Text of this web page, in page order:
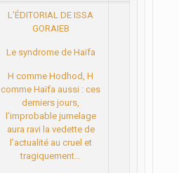
L’ÉDITORIAL DE ISSA
GORAIEB
Le syndrome de Haïfa
H comme Hodhod, H
comme Haïfa aussi : ces
derniers jours,
l’improbable jumelage
aura ravi la vedette de
l’actualité au cruel et
tragiquement…